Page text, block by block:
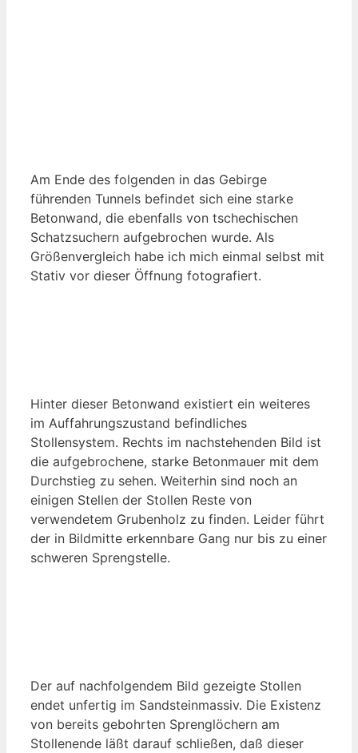
Am Ende des folgenden in das Gebirge
führenden Tunnels befindet sich eine starke
Betonwand, die ebenfalls von tschechischen
Schatzsuchern aufgebrochen wurde. Als
Größenvergleich habe ich mich einmal selbst mit
Stativ vor dieser Öffnung fotografiert.
Hinter dieser Betonwand existiert ein weiteres
im Auffahrungszustand befindliches
Stollensystem. Rechts im nachstehenden Bild ist
die aufgebrochene, starke Betonmauer mit dem
Durchstieg zu sehen. Weiterhin sind noch an
einigen Stellen der Stollen Reste von
verwendetem Grubenholz zu finden. Leider führt
der in Bildmitte erkennbare Gang nur bis zu einer
schweren Sprengstelle.
Der auf nachfolgendem Bild gezeigte Stollen
endet unfertig im Sandsteinmassiv. Die Existenz
von bereits gebohrten Sprenglöchern am
Stollenende läßt darauf schließen, daß dieser